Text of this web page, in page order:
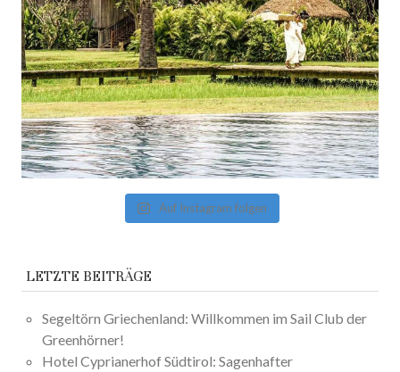
Auf Instagram folgen
LETZTE BEITRÄGE
Segeltörn Griechenland: Willkommen im Sail Club der
Greenhörner!
Hotel Cyprianerhof Südtirol: Sagenhafter